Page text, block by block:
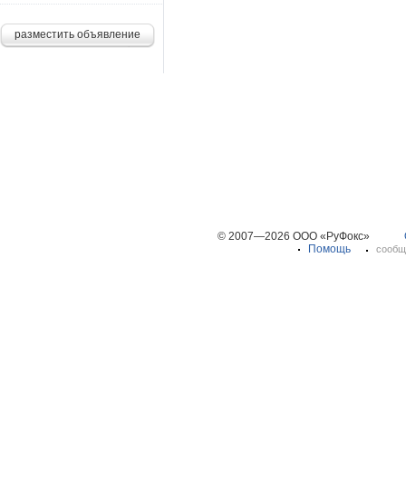
разместить объявление
© 2007—2026 ООО «РуФокс»
Помощь